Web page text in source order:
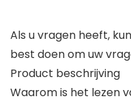
Als u vragen heeft,
best doen om uw
Product beschrijving
Waarom is het lezen